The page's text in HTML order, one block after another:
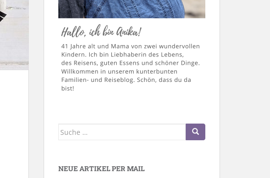
Suche
NEUE ARTIKEL PER MAIL